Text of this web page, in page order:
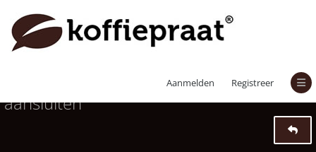
Aanmelden Registreer
Espresso machine door de wand
aansluiten